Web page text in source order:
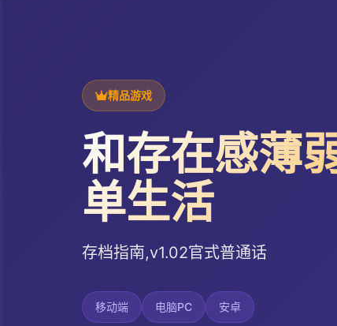
精品游戏
和存在感薄
单生活
存档指南,v1.02官式普通话
移动端 电脑PC 安卓